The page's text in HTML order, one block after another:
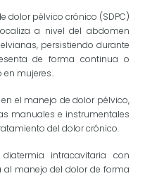
dolor pélvico crónico (SDPC)
a nivel del abdomen
persistiendo durante
de forma continua o
mujeres..
el manejo de dolor pélvico,
manuales e instrumentales
del dolor crónico.
intracavitaria con
manejo del dolor de forma